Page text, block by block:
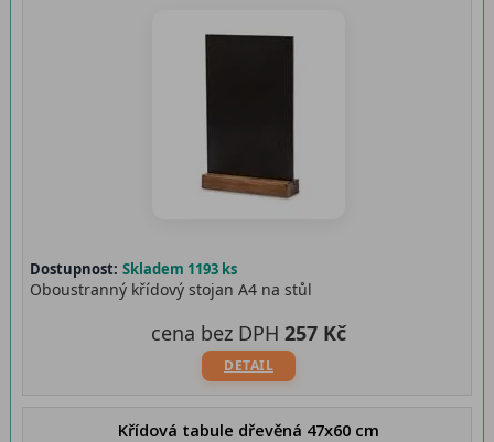
Dostupnost: Skladem 1193 ks
Oboustranný křídový stojan A4 na stůl
DETAIL
cena bez DPH 257 Kč
Křídová tabule dřevěná 47x60 cm